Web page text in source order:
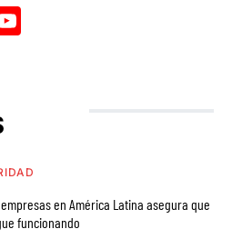
en América Latina asegura que
funcionando